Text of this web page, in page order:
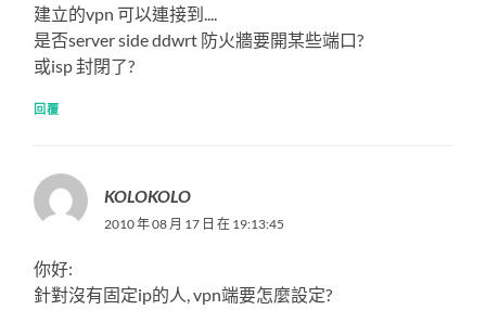
建立的vpn 可以連接到....
是否server side ddwrt 防火牆要開某些端口?
或isp 封閉了?
回覆
KOLOKOLO
2010 年 08 月 17 日 在 19:13:45
你好:
針對沒有固定ip的人, vpn端要怎麼設定?